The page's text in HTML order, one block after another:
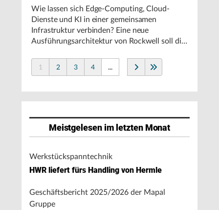
Wie lassen sich Edge-Computing, Cloud-
Dienste und KI in einer gemeinsamen
Infrastruktur verbinden? Eine neue
Ausführungsarchitektur von Rockwell soll die
vereinfachen und den autonomen
Fertigungsbetrieb unterstützen.
1 2 3 4 ...
Meistgelesen im letzten Monat
Werkstückspanntechnik
HWR liefert fürs Handling von Hermle
Geschäftsbericht 2025/2026 der Mapal
Gruppe